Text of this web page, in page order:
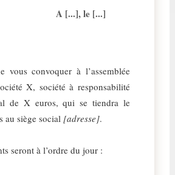
A [...], le [...]
vous convoquer à l’assemblée
X, société à responsabilité
de X euros, qui se tiendra le
au siège social [adresse].
seront à l’ordre du jour :